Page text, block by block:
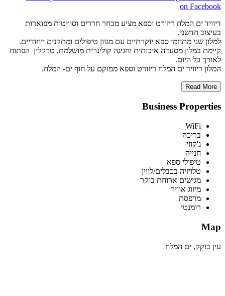
on Facebook
דיוויד ים המלח ריזורט וספא מציע מבחר חדרים וסוויטות מפוארות
בעיצוב חדשני.
למלון שני מתחמי ספא יוקרתיים עם מגוון טיפולים ומתקנים ייחודיים.
קיימת במלון מסעדה איכותית וחגיגה קולינרית מושלמת, טרקלין הפתוח
לאורך כל היום.
המלון דיוויד ים המלח ריזורט וספא ממוקם על חוף ים- המלח.
Read More
Business Properties
WiFi
בריכה
ג'קוזי
חנייה
טיפולי ספא
טלויזיה בכבלים/לווין
מגישים ארוחת בוקר
מיזוג אוויר
מרפסת
רומנטי
Map
עין בוקק, ים המלח